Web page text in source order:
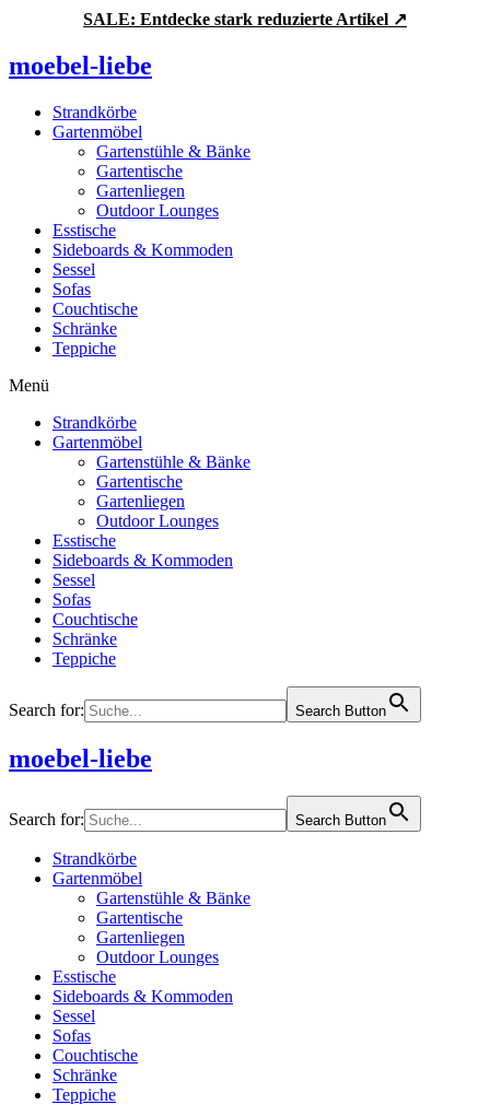
springen
SALE: Entdecke stark reduzierte Artikel ↗
moebel-liebe
Strandkörbe
Gartenmöbel
Gartenstühle & Bänke
Gartentische
Gartenliegen
Outdoor Lounges
Esstische
Sideboards & Kommoden
Sessel
Sofas
Couchtische
Schränke
Teppiche
Menü
Strandkörbe
Gartenmöbel
Gartenstühle & Bänke
Gartentische
Gartenliegen
Outdoor Lounges
Esstische
Sideboards & Kommoden
Sessel
Sofas
Couchtische
Schränke
Teppiche
Search for: Search Button
moebel-liebe
Search for: Search Button
Strandkörbe
Gartenmöbel
Gartenstühle & Bänke
Gartentische
Gartenliegen
Outdoor Lounges
Esstische
Sideboards & Kommoden
Sessel
Sofas
Couchtische
Schränke
Teppiche